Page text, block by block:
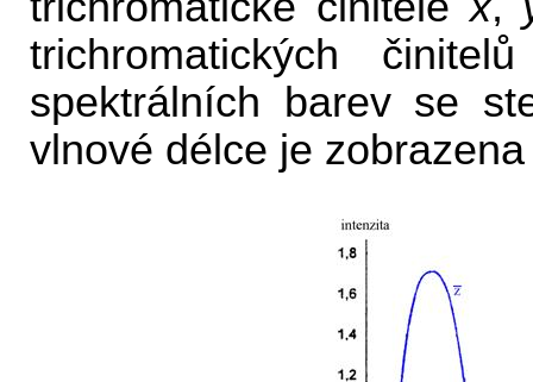
trichromatických
spektrálních barev se
vlnové délce je